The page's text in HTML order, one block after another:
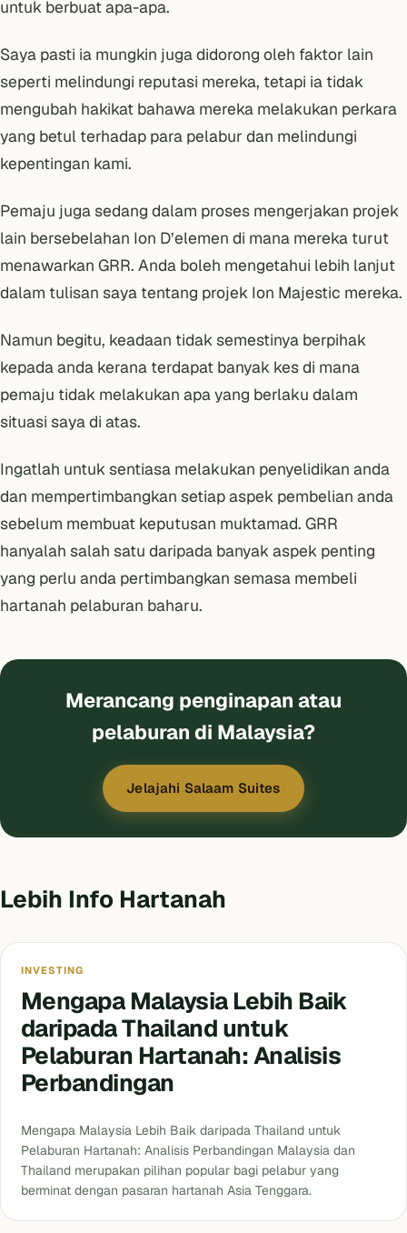
untuk berbuat apa-apa.
Saya pasti ia mungkin juga didorong oleh faktor lain
seperti melindungi reputasi mereka, tetapi ia tidak
mengubah hakikat bahawa mereka melakukan perkara
yang betul terhadap para pelabur dan melindungi
kepentingan kami.
Pemaju juga sedang dalam proses mengerjakan projek
lain bersebelahan Ion D’elemen di mana mereka turut
menawarkan GRR. Anda boleh mengetahui lebih lanjut
dalam tulisan saya tentang projek Ion Majestic mereka.
Namun begitu, keadaan tidak semestinya berpihak
kepada anda kerana terdapat banyak kes di mana
pemaju tidak melakukan apa yang berlaku dalam
situasi saya di atas.
Ingatlah untuk sentiasa melakukan penyelidikan anda
dan mempertimbangkan setiap aspek pembelian anda
sebelum membuat keputusan muktamad. GRR
hanyalah salah satu daripada banyakaspek penting
yang perlu anda pertimbangkan semasa membeli
hartanah pelaburan baharu.
Merancang penginapan atau
pelaburan di Malaysia?
Jelajahi Salaam Suites
Lebih Info Hartanah
INVESTING
Mengapa Malaysia Lebih Baik
daripada Thailand untuk
Pelaburan Hartanah: Analisis
Perbandingan
Mengapa Malaysia Lebih Baik daripada Thailand untuk
Pelaburan Hartanah: Analisis Perbandingan Malaysia dan
Thailand merupakan pilihan popular bagi pelabur yang
berminat dengan pasaran hartanah Asia Tenggara.